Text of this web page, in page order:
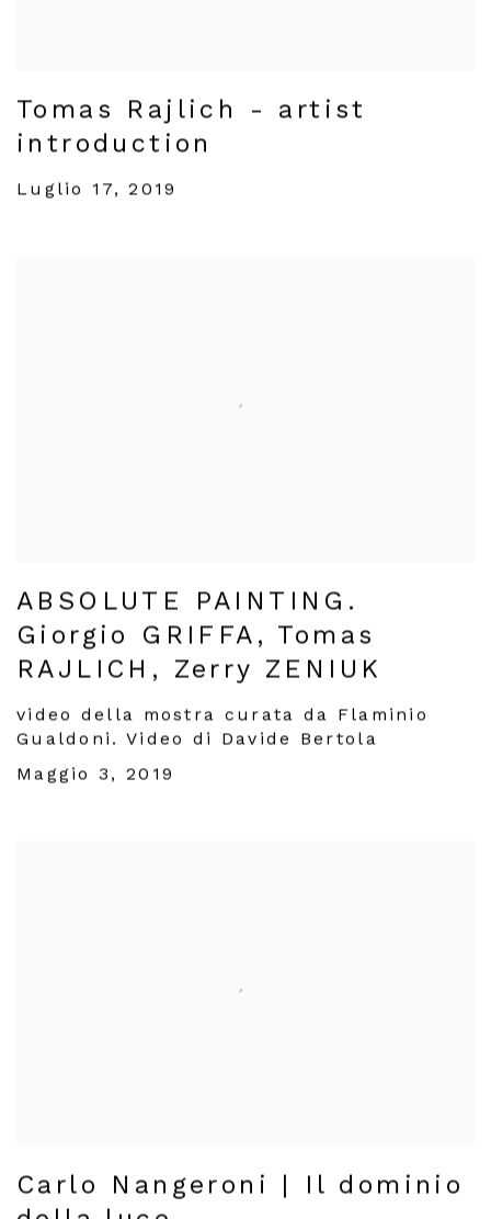
Tomas Rajlich - artist
introduction
Luglio 17, 2019
ABSOLUTE PAINTING.
Giorgio GRIFFA, Tomas
RAJLICH, Zerry ZENIUK
video della mostra curata da Flaminio
Gualdoni. Video di Davide Bertola
Maggio 3, 2019
Carlo Nangeroni | Il dominio